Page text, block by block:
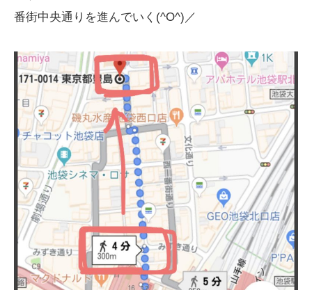
番街中央通りを進んでいく(^O^)／